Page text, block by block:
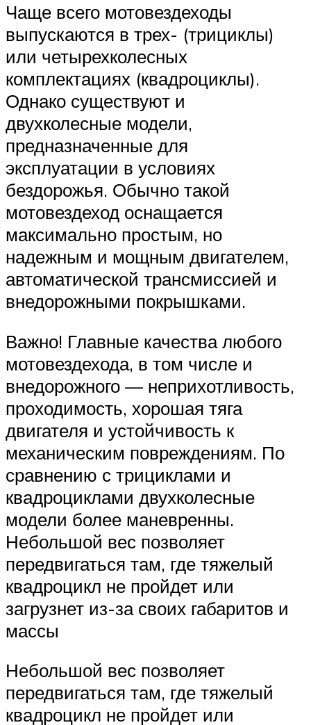
Чаще всего мотовездеходы
выпускаются в трех- (трициклы)
или четырехколесных
комплектациях (квадроциклы).
Однако существуют и
двухколесные модели,
предназначенные для
эксплуатации в условиях
бездорожья. Обычно такой
мотовездеход оснащается
максимально простым, но
надежным и мощным двигателем,
автоматической трансмиссией и
внедорожными покрышками.
Важно! Главные качества любого
мотовездехода, в том числе и
внедорожного — неприхотливость,
проходимость, хорошая тяга
двигателя и устойчивость к
механическим повреждениям. По
сравнению с трициклами и
квадроциклами двухколесные
модели более маневренны.
Небольшой вес позволяет
передвигаться там, где тяжелый
квадроцикл не пройдет или
загрузнет из-за своих габаритов и
массы
Небольшой вес позволяет
передвигаться там, где тяжелый
квадроцикл не пройдет или